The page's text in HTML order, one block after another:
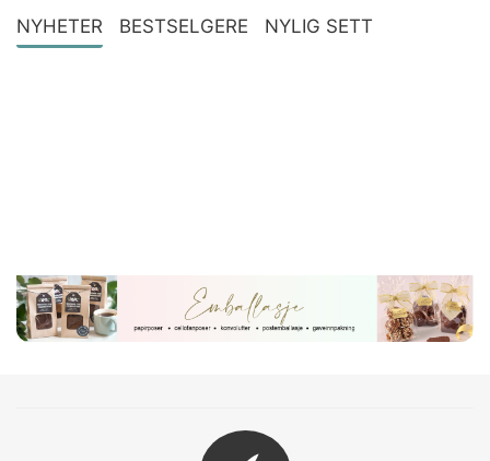
NYHETER BESTSELGERE NYLIG SETT